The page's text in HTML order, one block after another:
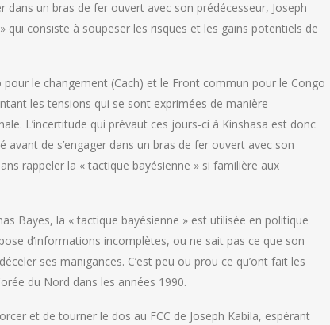
dans un bras de fer ouvert avec son prédécesseur, Joseph
qui consiste à soupeser les risques et les gains potentiels de
pour le changement (Cach) et le Front commun pour le Congo
les tensions qui se sont exprimées de manière
L’incertitude qui prévaut ces jours-ci à Kinshasa est donc
avant de s’engager dans un bras de fer ouvert avec son
rappeler la « tactique bayésienne » si familière aux
Bayes, la « tactique bayésienne » est utilisée en politique
d’informations incomplètes, ou ne sait pas ce que son
ses manigances. C’est peu ou prou ce qu’ont fait les
du Nord dans les années 1990.
et de tourner le dos au FCC de Joseph Kabila, espérant